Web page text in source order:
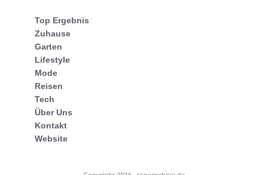
Top Ergebnis
Zuhause
Garten
Lifestyle
Mode
Reisen
Tech
Über Uns
Kontakt
Website